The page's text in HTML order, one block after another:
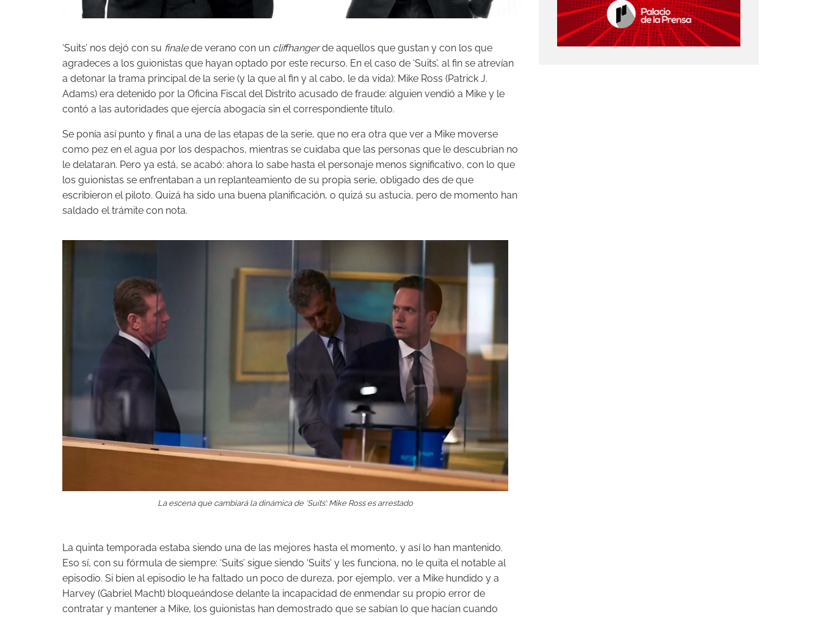
‘Suits’ nos dejó con su finalede verano con un cliffhangerde aquellos que gustan y con los que
agradeces a los guionistas que hayan optado por este recurso. En el caso de ‘Suits’, al fin se atrevían
a detonar la trama principal de la serie (y la que al fin y al cabo, le da vida): Mike Ross (Patrick J.
Adams) era detenido por la Oficina Fiscal del Distrito acusado de fraude: alguien vendió a Mike y le
contó a las autoridades que ejercía abogacía sin el correspondiente título.
Se ponía así punto y final a una de las etapas de la serie, que no era otra que ver a Mike moverse
como pez en el agua por los despachos, mientras se cuidaba que las personas que le descubrían no
le delataran. Pero ya está, se acabó: ahora lo sabe hasta el personaje menos significativo, con lo que
los guionistas se enfrentaban a un replanteamiento de su propia serie, obligado des de que
escribieron el piloto. Quizá ha sido una buena planificación, o quizá su astucia, pero de momento han
saldado el trámite con nota.
La escena que cambiará la dinámica de ‘Suits’: Mike Ross es arrestado
La quinta temporada estaba siendo una de las mejores hasta el momento, y así lo han mantenido.
Eso sí, con su fórmula de siempre: ‘Suits’ sigue siendo ‘Suits’ y les funciona, no le quita el notable al
episodio. Si bien al episodio le ha faltado un poco de dureza, por ejemplo, ver a Mike hundido y a
Harvey (Gabriel Macht) bloqueándose delante la incapacidad de enmendar su propio error de
contratar y mantener a Mike, los guionistas han demostrado que se sabían lo que hacían cuando